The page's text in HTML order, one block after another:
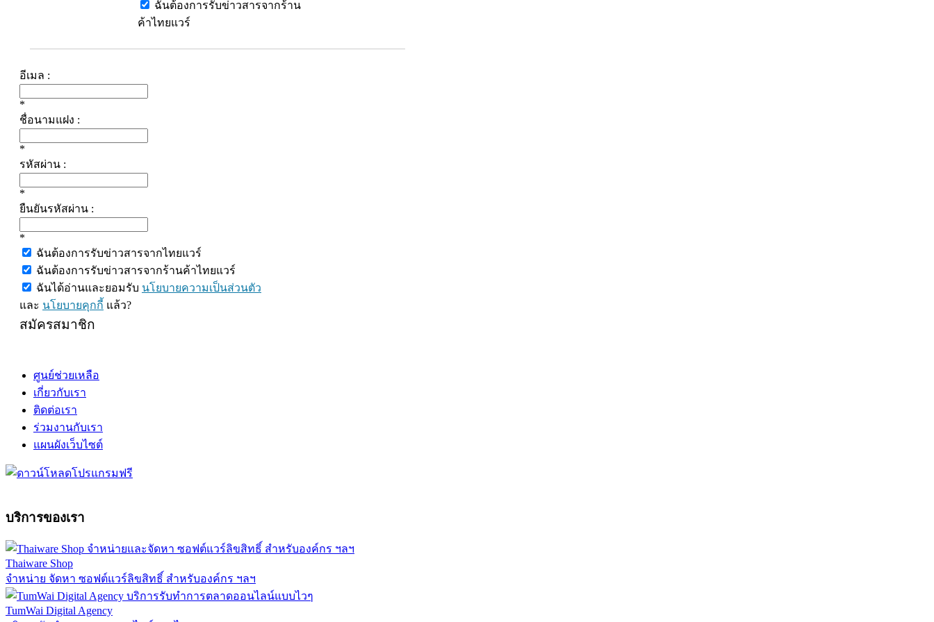
ฉันต้องการรับข่าวสารจากร้าน
ค้าไทยแวร์
อีเมล :
*
ชื่อนามแฝง :
*
รหัสผ่าน :
*
ยืนยันรหัสผ่าน :
*
ฉันต้องการรับข่าวสารจากไทยแวร์
ฉันต้องการรับข่าวสารจากร้านค้าไทยแวร์
ฉันได้อ่านและยอมรับ นโยบายความเป็นส่วนตัว
และ นโยบายคุกกี้ แล้ว?
สมัครสมาชิก
ศูนย์ช่วยเหลือ
เกี่ยวกับเรา
ติดต่อเรา
ร่วมงานกับเรา
แผนผังเว็บไซต์
บริการของเรา
Thaiware Shop
จำหน่าย จัดหา ซอฟต์แวร์ลิขสิทธิ์ สำหรับองค์กร ฯลฯ
TumWai Digital Agency